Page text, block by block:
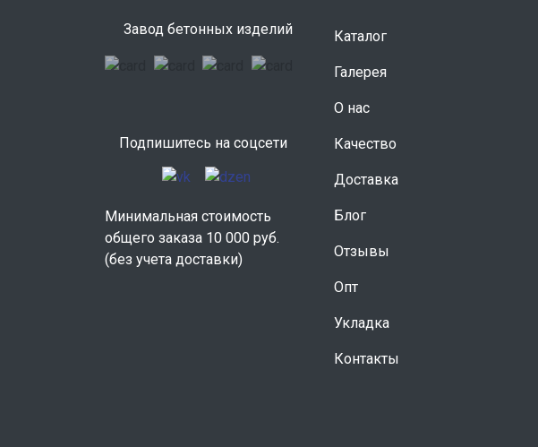
Завод бетонных изделий
Подпишитесь на соцсети
Минимальная стоимость
общего заказа 10 000 руб.
(без учета доставки)
Каталог
Галерея
О нас
Качество
Доставка
Блог
Отзывы
Опт
Укладка
Контакты